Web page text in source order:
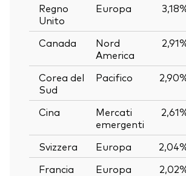
Regno
Unito
Europa
Canada
Nord
America
Corea del
Sud
Pacifico
Cina
Mercati
emergenti
Svizzera Europa
Francia
Europa